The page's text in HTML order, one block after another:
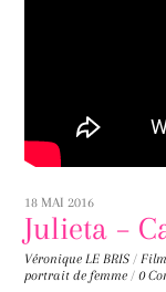
18 MAI 2016
Julieta –
Véronique LE BRIS /
portrait de femme / 0